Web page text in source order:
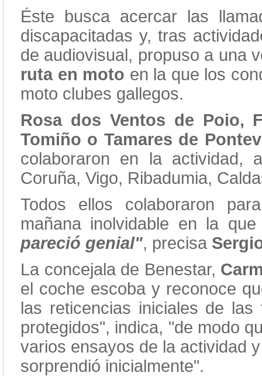
Éste busca acercar las
discapacitadas y, tras
de audiovisual, propuso a una
ruta en moto en la que los
moto clubes gallegos.
Rosa dos Ventos de Poio,
Tomiño o Tamares de
colaboraron en la
Coruña, Vigo, Ribadumia,
Todos ellos colaboraron
mañana inolvidable en la
pareció genial", precisa
La concejala de Benestar,
el coche escoba y reconoce
las reticencias iniciales de
protegidos", indica, "de modo
varios ensayos de la actividad
sorprendió inicialmente".